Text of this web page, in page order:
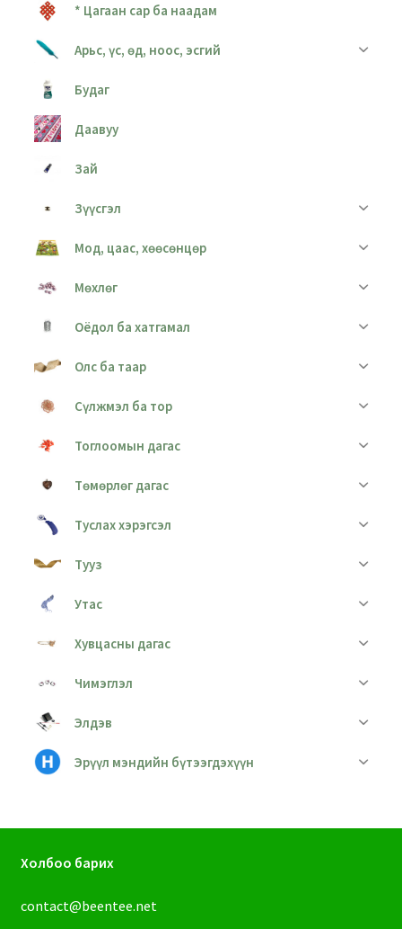
* Цагаан сар ба наадам
Арьс, үс, өд, ноос, эсгий
Будаг
Даавуу
Зай
Зүүсгэл
Мод, цаас, хөөсөнцөр
Мөхлөг
Оёдол ба хатгамал
Олс ба таар
Сүлжмэл ба тор
Тоглоомын дагас
Төмөрлөг дагас
Туслах хэрэгсэл
Тууз
Утас
Хувцасны дагас
Чимэглэл
Элдэв
Эрүүл мэндийн бүтээгдэхүүн
Холбоо барих
contact@beentee.net